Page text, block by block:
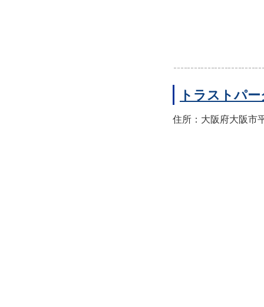
トラストパ
住所：大阪府大阪市